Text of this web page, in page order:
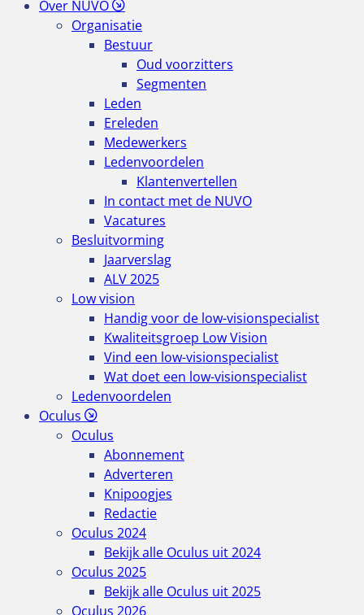
Over NUVO
Organisatie
Bestuur
Oud voorzitters
Segmenten
Leden
Ereleden
Medewerkers
Ledenvoordelen
Klantenvertellen
In contact met de NUVO
Vacatures
Besluitvorming
Jaarverslag
ALV 2025
Low vision
Handig voor de low-visionspecialist
Kwaliteitsgroep Low Vision
Vind een low-visionspecialist
Wat doet een low-visionspecialist
Ledenvoordelen
Oculus
Oculus
Abonnement
Adverteren
Knipoogjes
Redactie
Oculus 2024
Bekijk alle Oculus uit 2024
Oculus 2025
Bekijk alle Oculus uit 2025
Oculus 2026